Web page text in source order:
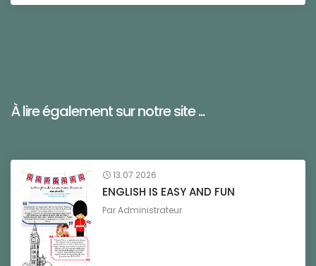
À lire également sur notre site ...
13.07.2026
ENGLISH IS EASY AND FUN
ParAdministrateur